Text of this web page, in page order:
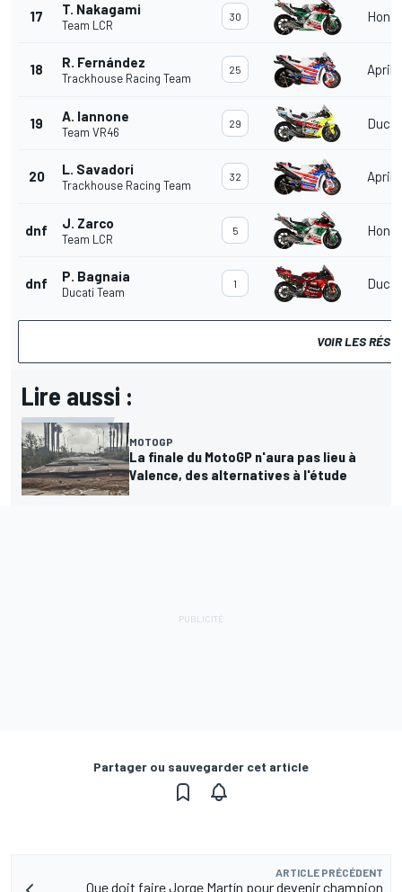
17 T. Nakagami
Team LCR
30
18 R. Fernández
Trackhouse Racing Team
25
19 A. Iannone
Team VR46
29
20 L. Savadori
Trackhouse Racing Team
32
dnf J. Zarco
Team LCR
5
dnf P. Bagnaia
Ducati Team
1
VOIR LES
Lire aussi :
MOTOGP
La finale du MotoGP n'aura pas lieu à
Valence, des alternatives à l'étude
Partager ou sauvegarder cet article
ARTICLE PRÉCÉDENT
Que doit faire Jorge Martín pour devenir champion